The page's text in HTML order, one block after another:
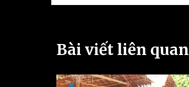
Bài viết liên quan